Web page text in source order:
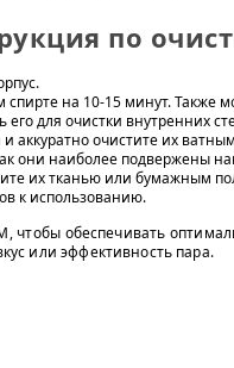
по
на 10-15 минут. Также
его для очистки внутренних
аккуратно очистите их
они наиболее подвержены
их тканью или бумажным
к использованию.
чтобы обеспечивать
или эффективность пара.